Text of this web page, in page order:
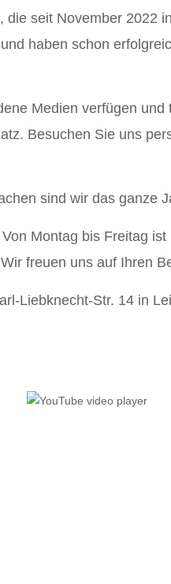
seit November 2022
haben schon
Medien verfügen
Besuchen Sie uns
sind wir das ganze
Montag bis Freitag
freuen uns auf Ihren
Liebknecht-Str. 14 in